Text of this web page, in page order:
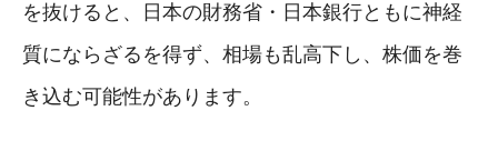
を抜けると、日本の財務省・日本銀行ともに神経
質にならざるを得ず、相場も乱高下し、株価を巻
き込む可能性があります。